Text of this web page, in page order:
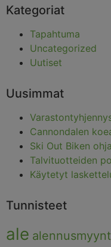
Kategoriat
Tapahtuma
Uncategorized
Uutiset
Uusimmat
Cannondalen
Ski Out Biken
Talvituotteiden
Käytetyt
Tunnisteet
ale